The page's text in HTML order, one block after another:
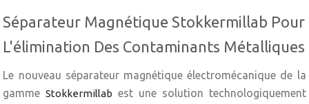
Séparateur Magnétique Stokkermillab Pour
L'élimination Des Contaminants Métalliques
Le nouveau séparateur magnétique électromécanique de la
gammeStokkermillab est une solution technologiquement